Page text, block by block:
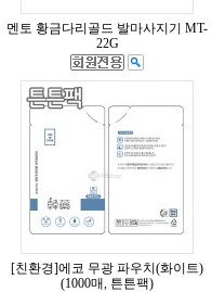
멘토 황금다리골드 발마사지기 MT-
22G
[친환경]에코 무광 파우치(화이트)
(1000매, 튼튼팩)